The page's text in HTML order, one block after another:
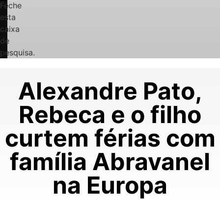
Feche
esta
caixa
de
pesquisa.
Alexandre Pato,
Rebeca e o filho
curtem férias com
família Abravanel
na Europa